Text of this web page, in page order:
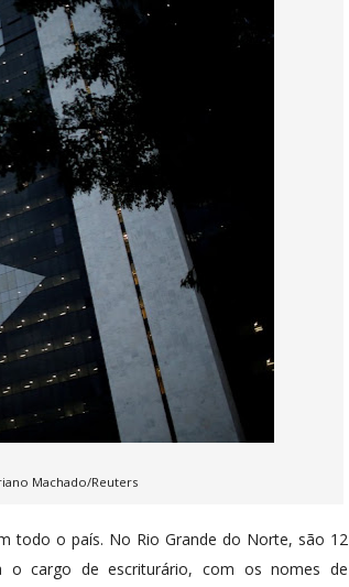
Machado/Reuters
todo o país. No Rio Grande do Norte, são 12
o cargo de escriturário, com os nomes de